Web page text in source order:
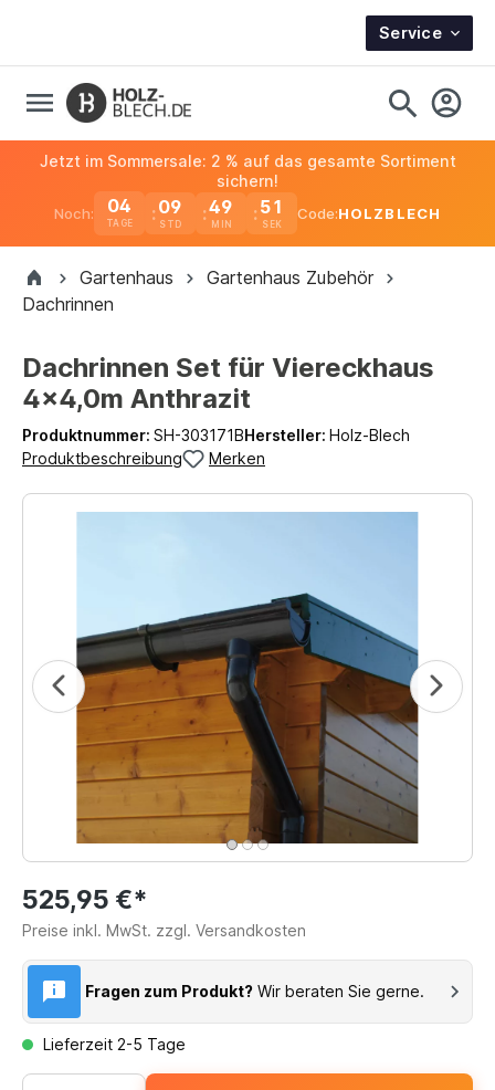
Service
Noch: 04
TAGE
09 49 51
Jetzt im Sommersale: 2 % auf das gesamte Sortiment
sichern!
Code:HOLZBLECH
Gartenhaus
Gartenhaus Zubehör
Dachrinnen
Dachrinnen Set für Viereckhaus
4x4,0m Anthrazit
Produktnummer: SH-303171BHersteller: Holz-Blech
Produktbeschreibung
Merken
525,95 €*
Preise inkl. MwSt. zzgl. Versandkosten
Fragen zum Produkt? Wir beraten Sie gerne.
Lieferzeit 2-5 Tage